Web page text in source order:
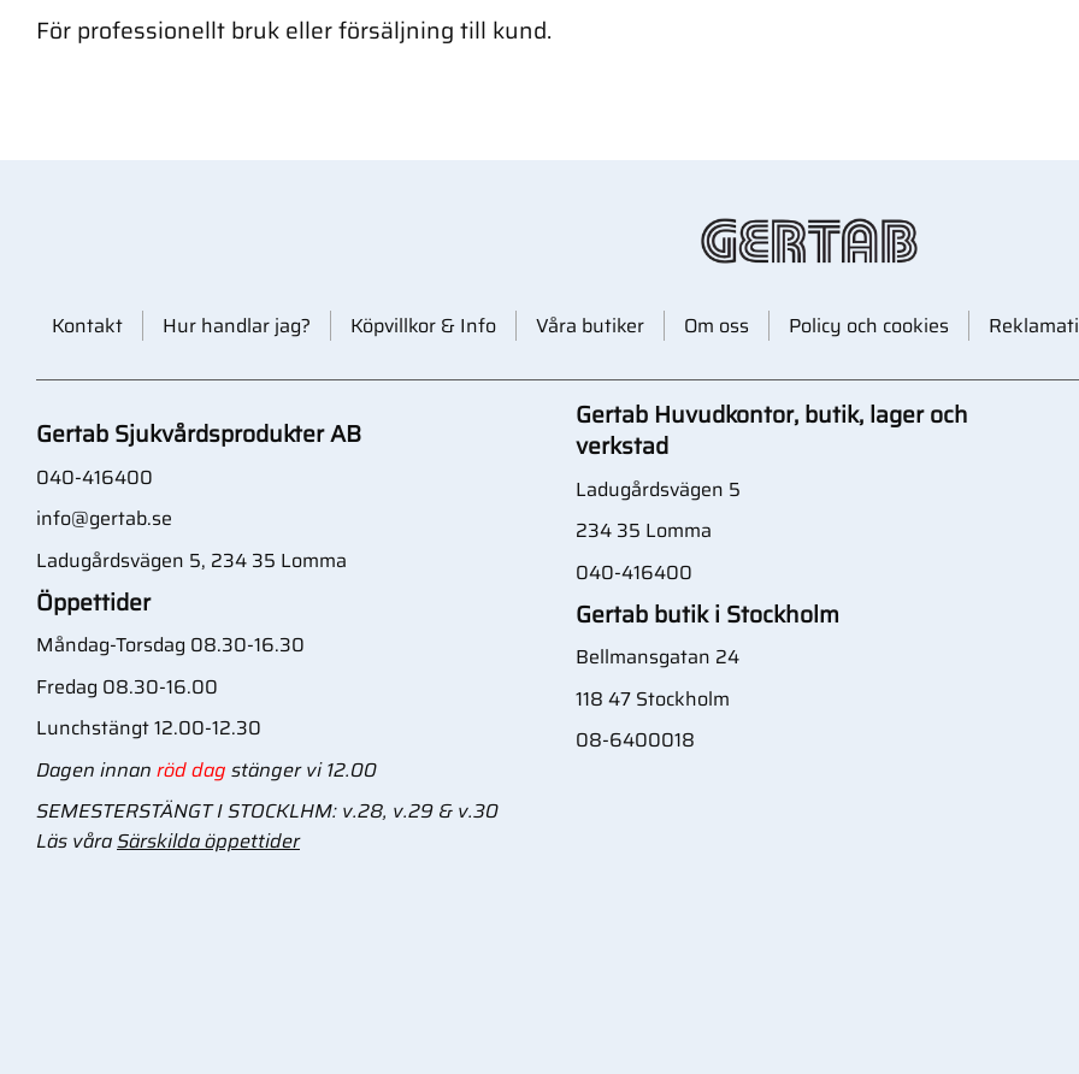
För professionellt bruk eller försäljning till kund.
Kontakt Hur handlar jag? Köpvillkor & Info Våra butiker Om oss Policy och cookies
Gertab Sjukvårdsprodukter AB
040-416400
info@gertab.se
Ladugårdsvägen 5, 234 35 Lomma
Öppettider
Måndag-Torsdag 08.30-16.30
Fredag 08.30-16.00
Lunchstängt 12.00-12.30
Dagen innan röd dag stänger vi 12.00
SEMESTERSTÄNGT I STOCKLHM: v.28, v.29 & v.30
Läs våraSärskilda öppettider
Gertab Huvudkontor, butik, lager och
verkstad
Ladugårdsvägen 5
234 35 Lomma
040-416400
Gertab butik i Stockholm
Bellmansgatan 24
118 47 Stockholm
08-6400018